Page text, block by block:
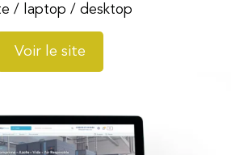
Voir le site
/ laptop / desktop